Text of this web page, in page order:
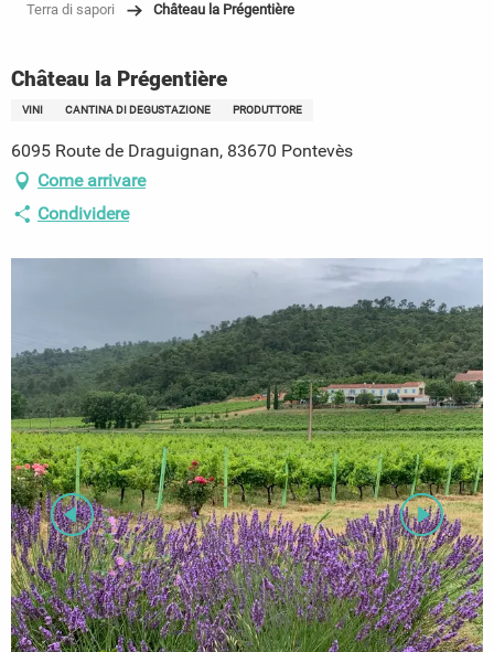
Terra di sapori
Château la Prégentière
Château la Prégentière
VINI CANTINA DI DEGUSTAZIONE PRODUTTORE
6095 Route de Draguignan, 83670 Pontevès
Come arrivare
Condividere